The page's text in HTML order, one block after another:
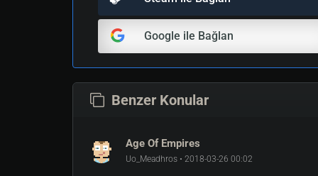
Google ile Bağlan
Benzer Konular
Age Of Empires
Uo_Meadhros • 2018-03-26 00:02